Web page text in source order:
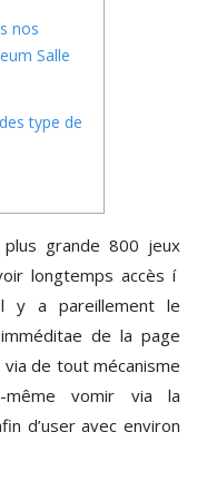
nos
Salle
type de
plus grande 800 jeux
longtemps accès í
y a pareillement le
de la page
de tout mécanisme
vomir via la
d’user avec environ